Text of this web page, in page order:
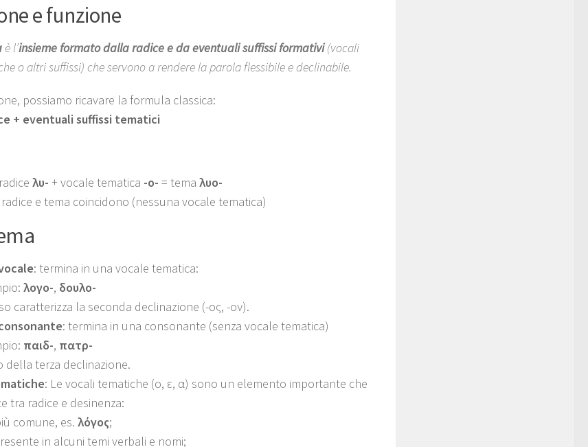
e funzione
è l’insieme formato dalla radice e da eventuali suffissi formativi(vocali
o altri suffissi) che servono a rendere la parola flessibile e declinabile.
possiamo ricavare la formula classica:
+ eventuali suffissi tematici
λυ- + vocale tematica -ο- = tema λυο-
e tema coincidono (nessuna vocale tematica)
: termina in una vocale tematica:
λογο-, δουλο-
caratterizza la seconda declinazione (-ος, -ον).
: termina in una consonante (senza vocale tematica)
παιδ-, πατρ-
della terza declinazione.
: Le vocali tematiche (ο, ε, α) sono un elemento importante che
tra radice e desinenza:
comune, es. λόγος;
in alcuni temi verbali e nomi;